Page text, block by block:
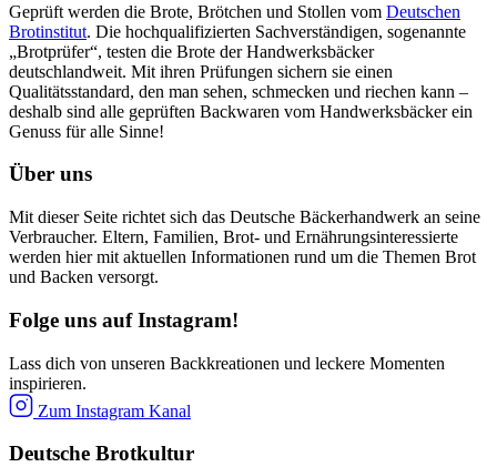
Geprüft werden die Brote, Brötchen und Stollen vom Deutschen
Brotinstitut. Die hochqualifizierten Sachverständigen, sogenannte
„Brotprüfer“, testen die Brote der Handwerksbäcker
deutschlandweit. Mit ihren Prüfungen sichern sie einen
Qualitätsstandard, den man sehen, schmecken und riechen kann –
deshalb sind alle geprüften Backwaren vom Handwerksbäcker ein
Genuss für alle Sinne!
Über uns
Mit dieser Seite richtet sich das Deutsche Bäckerhandwerk an seine
Verbraucher. Eltern, Familien, Brot- und Ernährungsinteressierte
werden hier mit aktuellen Informationen rund um die Themen Brot
und Backen versorgt.
Folge uns auf Instagram!
Lass dich von unseren Backkreationen und leckere Momenten
inspirieren.
Zum Instagram Kanal
Deutsche Brotkultur